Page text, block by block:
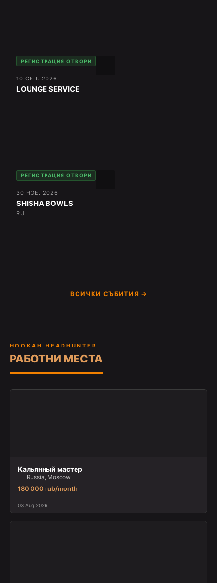
РЕГИСТРАЦИЯ ОТВОРИ
10 СЕП. 2026
LOUNGE SERVICE
РЕГИСТРАЦИЯ ОТВОРИ
30 НОЕ. 2026
SHISHA BOWLS
RU
ВСИЧКИ СЪБИТИЯ →
HOOKAH HEADHUNTER
РАБОТНИ МЕСТА
Кальянный мастер
Russia, Moscow
180 000 rub/month
03 Aug 2026